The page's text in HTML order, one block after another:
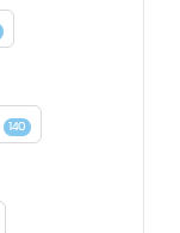
140